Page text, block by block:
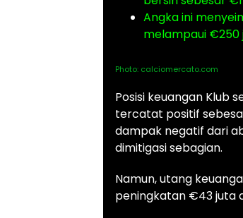
Angka ini
melampaui €250
Photo: calciomercato.com
Posisi keuangan Klub
tercatat positif
dampak negatif dari
dimitigasi sebagian.
Namun, utang
peningkatan €43 juta